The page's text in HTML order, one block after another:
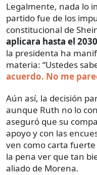
Legalmente, nada lo
partido fue de los
constitucional de
aplicara hasta el
la presidenta ha
materia: “Ustedes
acuerdo. No me
Aún así, la decisión
aunque Ruth no lo
aseguró que su
apoyo y con las
ven como carta
la pena ver que tan
aliado de Morena.